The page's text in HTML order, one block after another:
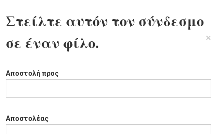
Στείλτε αυτόν τον σύνδεσμο
σε έναν φίλο.
×
Αποστολή προς
Αποστολέας